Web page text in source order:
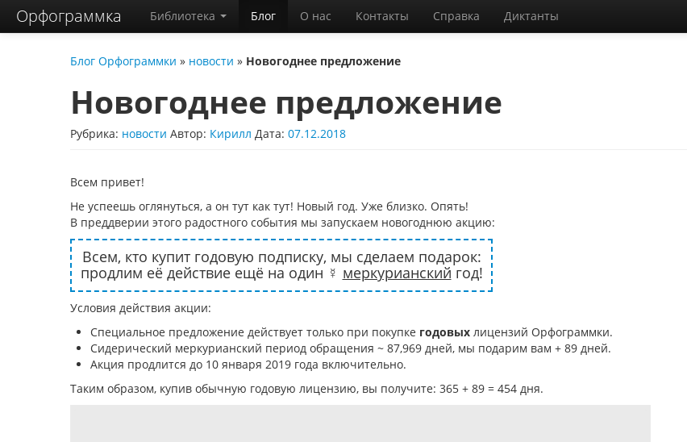
Орфограммка Библиотека Блог О нас Контакты Справка Диктанты
Блог Орфограммки » новости » Новогоднее предложение
Новогоднее предложение
Рубрика: новости Автор: Кирилл Дата: 07.12.2018
Всем привет!
Не успеешь оглянуться, а он тут как тут! Новый год. Уже близко. Опять!
В преддверии этого радостного события мы запускаем новогоднюю акцию:
Всем, кто купит годовую подписку, мы сделаем подарок:
продлим её действие ещё на один ☿ меркурианский год!
Условия действия акции:
Специальное предложение действует только при покупке годовых лицензий Орфограммки.
Сидерический меркурианский период обращения ~ 87,969 дней, мы подарим вам + 89 дней.
Акция продлится до 10 января 2019 года включительно.
Таким образом, купив обычную годовую лицензию, вы получите: 365 + 89 = 454 дня.